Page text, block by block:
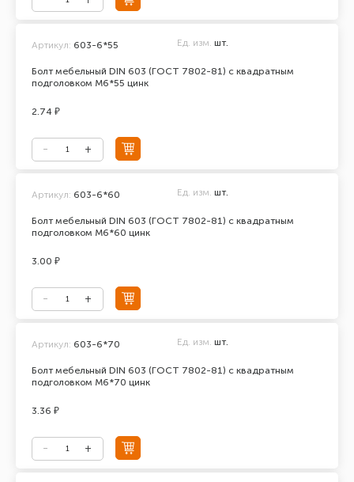
Болт мебельный DIN 603 (ГОСТ 7802-81) с квадратным
подголовком М6*55 цинк
Артикул: 603-6*55 Ед. изм. шт.
2.74 ₽
Болт мебельный DIN 603 (ГОСТ 7802-81) с квадратным
подголовком М6*60 цинк
Артикул: 603-6*60 Ед. изм. шт.
3.00 ₽
Болт мебельный DIN 603 (ГОСТ 7802-81) с квадратным
подголовком М6*70 цинк
Артикул: 603-6*70 Ед. изм. шт.
3.36 ₽